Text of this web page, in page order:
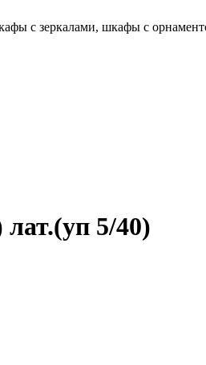
с зеркалами, шкафы с
5/40)